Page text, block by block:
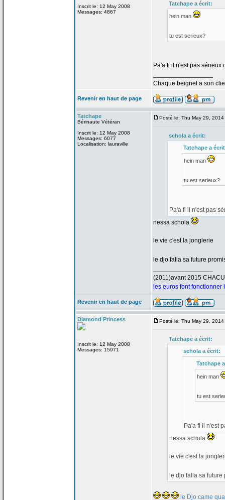
Inscrit le: 12 May 2008
Messages: 4867
Tatchape a écrit:
hein man
tu est serieux?
Pa'a fi il n'est pas sérieux
Chaque beignet a son
Revenir en haut de page
Tatchape
Bérinaute Vétéran
Inscrit le: 12 May 2008
Messages: 6077
Localisation: lauraville
Posté le: Thu May 29, 2014
schola a écrit:
Tatchape a
hein man
tu est serieux?
Pa'a fi il n'est pas
nessa schola
le vie c'est la jonglerie
le djo falla sa future
(2011)avant 2015
les euros font fonctionner
Revenir en haut de page
Diamond Princess
Inscrit le: 12 May 2008
Messages: 15971
Posté le: Thu May 29,
Tatchape a écrit:
schola aécrit:
Tatchape a
hein man
tu est
Pa'afi il n'est
nessa schola
le vie c'est la
le djo falla sa
le Djo came